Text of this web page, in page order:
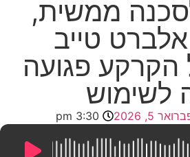
ממשית,
טייב
הקרקע פגועה
לשימוש
5, 2026
3:30 pm